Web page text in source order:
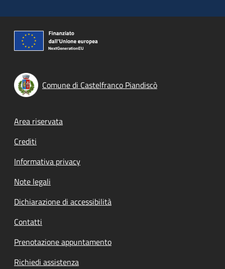
Comune di Castelfranco Piandiscò
Footer menu
Area riservata
Crediti
Informativa privacy
Note legali
Dichiarazione di accessibilità
Contatti
Prenotazione appuntamento
Richiedi assistenza